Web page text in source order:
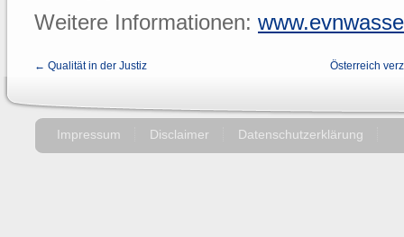
Weitere Informationen:
← Qualität in der Justiz Österreich
Impressum Disclaimer Datenschutzerklärung